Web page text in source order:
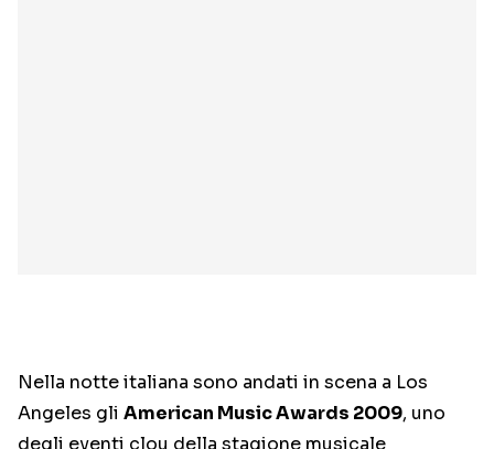
Nella notte italiana sono andati in scena a Los
Angeles gli American Music Awards 2009, uno
degli eventi clou della stagione musicale